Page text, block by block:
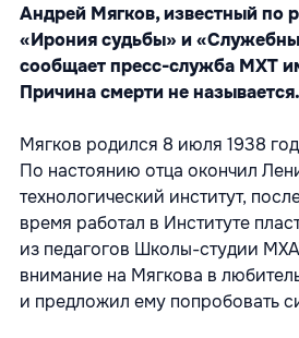
Андрей Мягков, известный по
«Ирония судьбы» и
сообщает пресс-служба МХТ
Причина смерти не называется.
Мягков родился 8 июля 1938
По настоянию отца окончил
технологический институт,
время работал в Институте
из педагогов Школы-студии
внимание на Мягкова в
и предложил ему попробовать